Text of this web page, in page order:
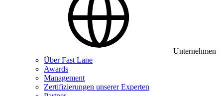
Unternehmen
Über Fast Lane
Awards
Management
Zertifizierungen unserer Experten